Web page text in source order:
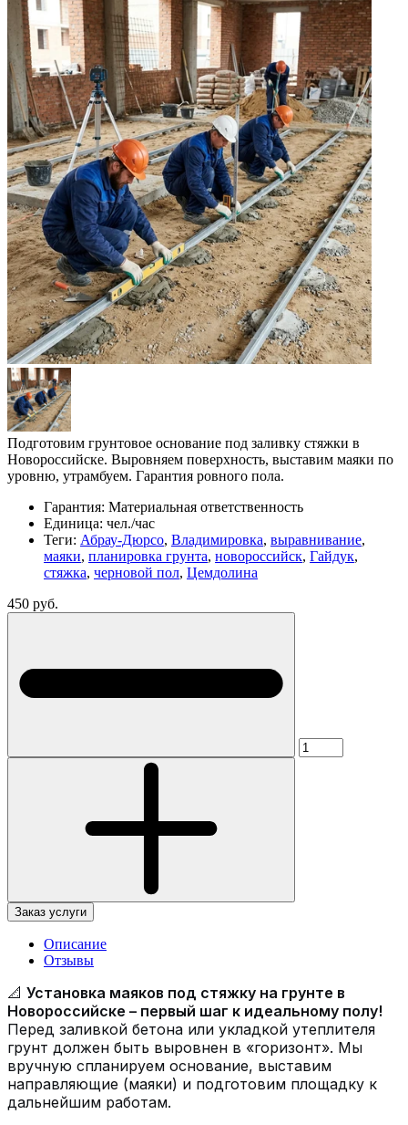
Подготовим грунтовое основание под заливку стяжки в
Новороссийске. Выровняем поверхность, выставим маяки по
уровню, утрамбуем. Гарантия ровного пола.
Гарантия: Материальная ответственность
Единица: чел./час
Теги: Абрау-Дюрсо, Владимировка, выравнивание,
маяки, планировка грунта, новороссийск, Гайдук,
стяжка, черновой пол, Цемдолина
450 руб.
Заказ услуги
Описание
Отзывы
📐 Установка маяков под стяжку на грунте в
Новороссийске – первый шаг к идеальному полу!
Перед заливкой бетона или укладкой утеплителя
грунт должен быть выровнен в «горизонт». Мы
вручную спланируем основание, выставим
направляющие (маяки) и подготовим площадку к
дальнейшим работам.